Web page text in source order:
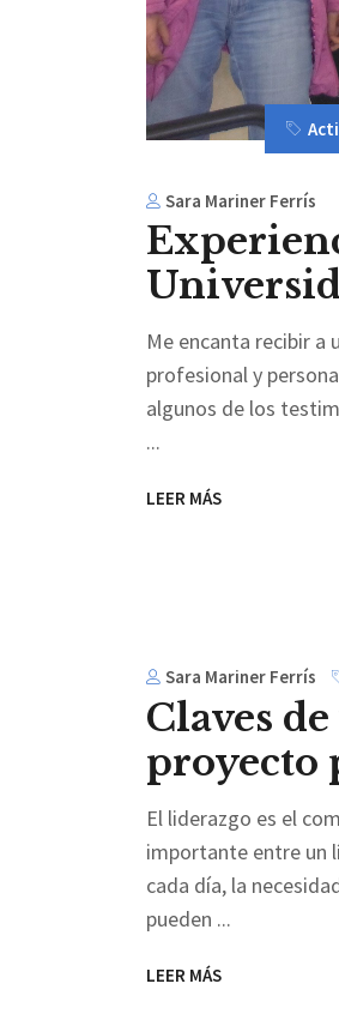
Sara Mariner Ferrís
Me encanta recibir a
profesional y
algunos de los
LEER MÁS
Sara Mariner Ferrís
Claves
proyecto
El liderazgo es el
importante entre un
cada día, la
pueden
LEER MÁS